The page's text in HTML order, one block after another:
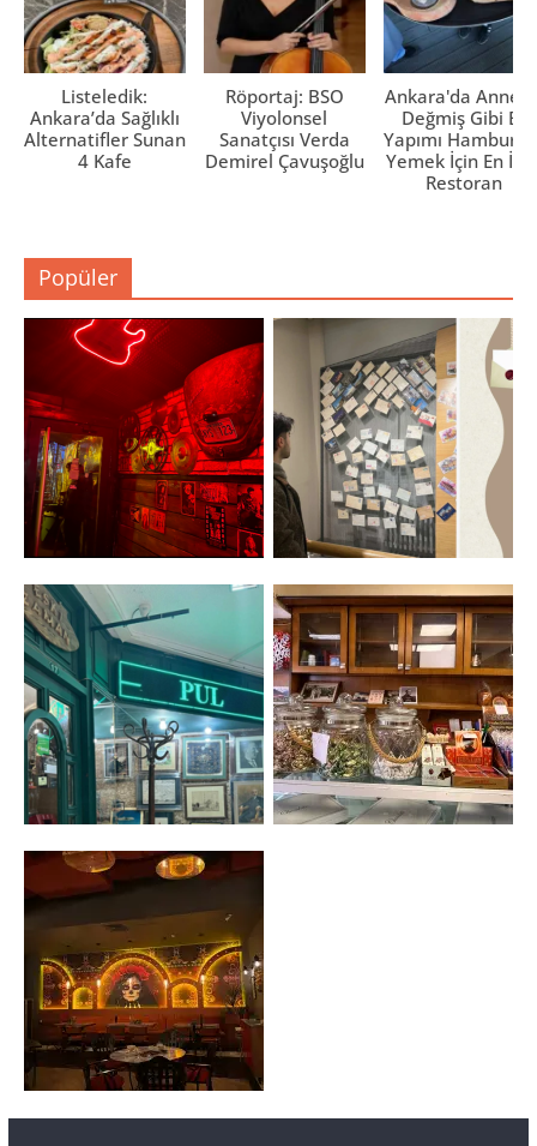
Listeledik:
Ankara’da Sağlıklı
Alternatifler Sunan
4 Kafe
Röportaj: BSO
Viyolonsel
Sanatçısı Verda
Demirel Çavuşoğlu
Ankara'da Anne
Değmiş Gibi Ev
Yapımı
Yemek İçin En İyi
Restoran
Popüler